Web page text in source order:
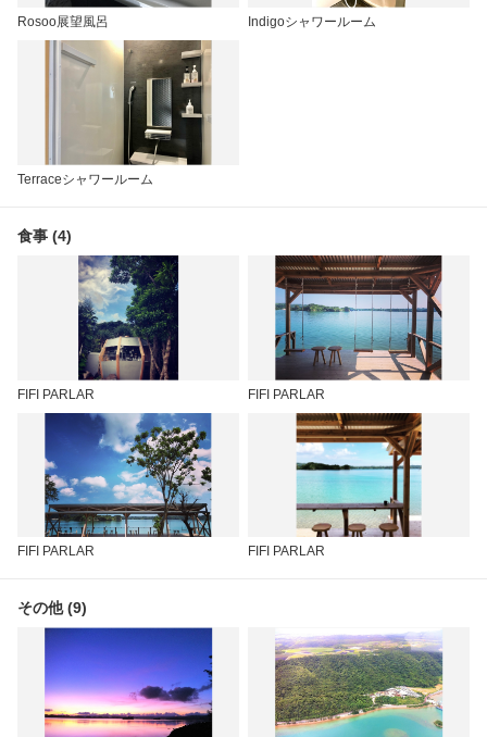
Rosoo展望風呂 Indigoシャワールーム
Terraceシャワールーム
食事 (4)
FIFI PARLAR FIFI PARLAR
FIFI PARLAR FIFI PARLAR
その他 (9)